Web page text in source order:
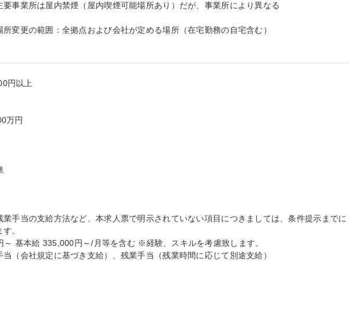
事業所は屋内禁煙（屋内喫煙可能場所あり）だが、事業所により異なる
変更の範囲：全拠点および会社が定める場所（在宅勤務の自宅含む）
円以上
万円
業手当の支給方法など、本求人票で明示されていない項目につきましては、条件提示までに
。
～ 基本給 335,000円～/月等を含む ※経験、スキルを考慮致します。
（会社規定に基づき支給）、残業手当（残業時間に応じて別途支給）